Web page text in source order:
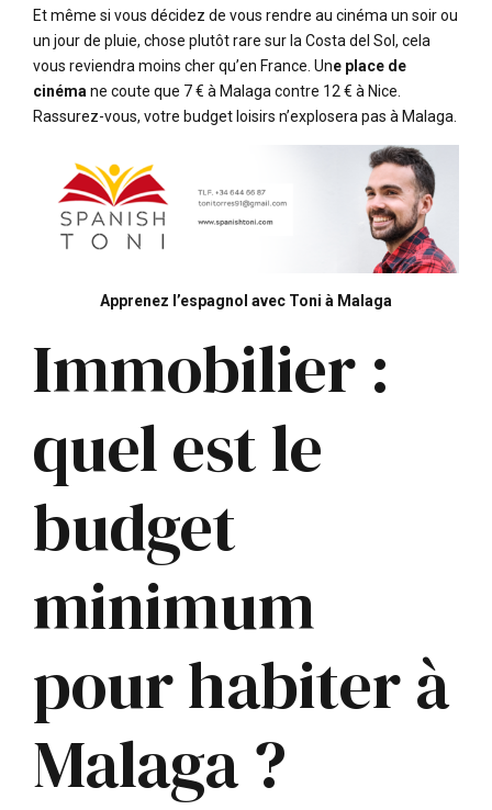
Et même si vous décidez de vous rendre au cinéma un soir ou
un jour de pluie, chose plutôt rare sur la Costa del Sol, cela
vous reviendra moins cher qu’en France. Une place de
cinéma ne coute que 7 € à Malaga contre 12 € à Nice.
Rassurez-vous, votre budget loisirs n’explosera pas à Malaga.
Apprenez l’espagnol avec Toni à Malaga
Immobilier :
quel est le
budget
minimum
pour habiter à
Malaga ?